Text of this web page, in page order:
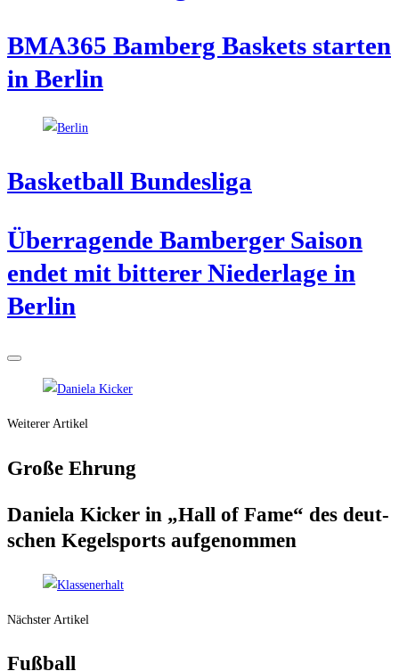
BMA365 Bam­berg Bas­kets star­ten
in Berlin
Bas­ket­ball Bundesliga
Über­ra­gen­de Bam­ber­ger Sai­son
endet mit bit­te­rer Nie­der­la­ge in
Berlin
Weiterer Artikel
Gro­ße Ehrung
Danie­la Kicker in „Hall of Fame“ des deut­
schen Kegel­sports aufgenommen
Nächster Artikel
Fuß­ball